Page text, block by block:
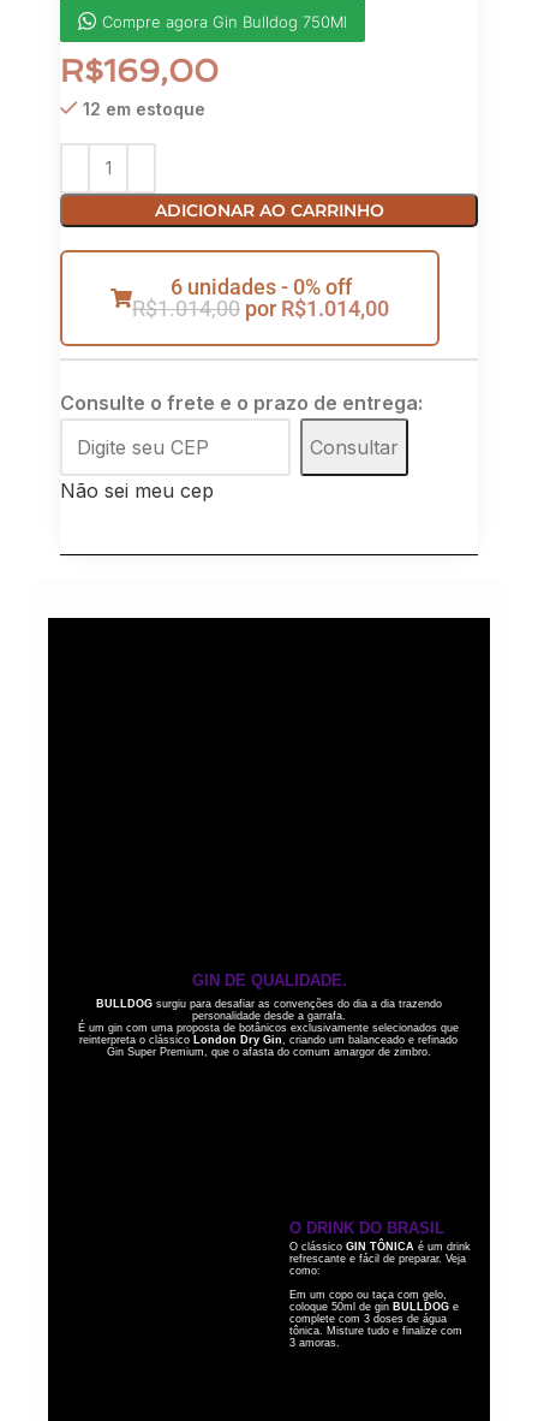
Compre agora Gin Bulldog 750Ml
R$169,00
12 em estoque
ADICIONAR AO CARRINHO
6 unidades - 0% off
R$1.014,00 por R$1.014,00
Consulte o frete e o prazo de entrega:
Consultar
Não sei meu cep